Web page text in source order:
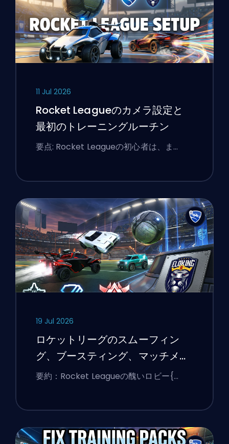
11 Jul 2026
Rocket Leagueのカメラ設定と
最初のトレーニングルーチン
要点: Rocket Leagueの初心者は、ま…
19 Jul 2026
ロケットリーグのスムーフィン
グ、ブースティング、マッチメイ
キングの説明
要約：Rocket Leagueの醜いロビー{…